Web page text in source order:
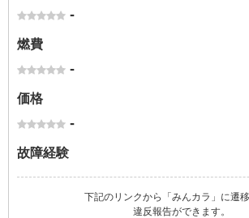
-
燃費
-
価格
-
故障経験
下記のリンクから「みんカラ」に遷移
違反報告ができます。